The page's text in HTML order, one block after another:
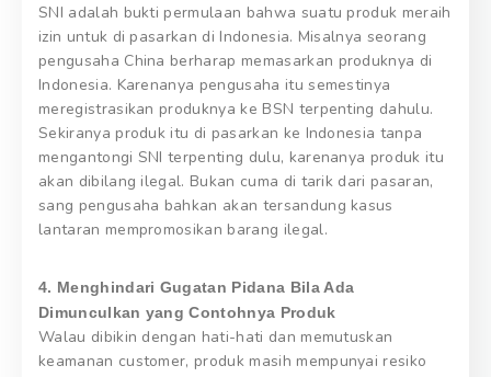
SNI adalah bukti permulaan bahwa suatu produk meraih
izin untuk di pasarkan di Indonesia. Misalnya seorang
pengusaha China berharap memasarkan produknya di
Indonesia. Karenanya pengusaha itu semestinya
meregistrasikan produknya ke BSN terpenting dahulu.
Sekiranya produk itu di pasarkan ke Indonesia tanpa
mengantongi SNI terpenting dulu, karenanya produk itu
akan dibilang ilegal. Bukan cuma di tarik dari pasaran,
sang pengusaha bahkan akan tersandung kasus
lantaran mempromosikan barang ilegal.
4. Menghindari Gugatan Pidana Bila Ada
Dimunculkan yang Contohnya Produk
Walau dibikin dengan hati-hati dan memutuskan
keamanan customer, produk masih mempunyai resiko